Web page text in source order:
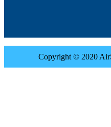
Copyright © 2020